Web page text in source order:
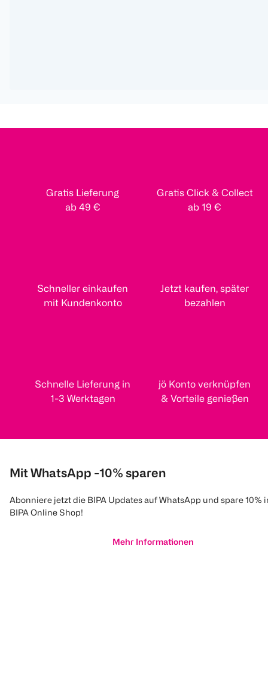
Gratis Lieferung
ab 49 €
Gratis Click & Collect
ab 19 €
Schneller einkaufen
mit Kundenkonto
Jetzt kaufen, später
bezahlen
Schnelle Lieferung in
1-3 Werktagen
jö Konto verknüpfen
& Vorteile genießen
Mit WhatsApp -10% sparen
Abonniere jetzt die BIPA Updates auf WhatsApp und spare 10%
BIPA Online Shop!
Mehr Informationen